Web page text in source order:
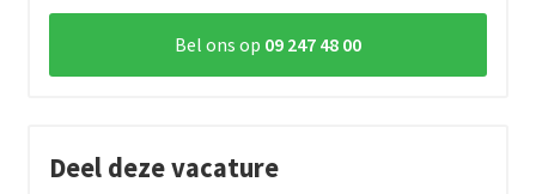
Bel ons op 09 247 48 00
Deel deze vacature